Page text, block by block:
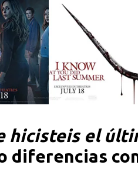
hicisteis el
diferencias